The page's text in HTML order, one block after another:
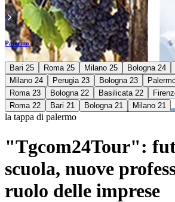
Palermo
Bari 25 Roma 25 Milano 25 Bologna 24
Milano 24
Perugia 23 Bologna 23
Roma 23
Bologna 22 Basilicata 22
Roma 22
Bari 21 Bologna 21 Milano 21
la tappa di palermo
"Tgcom24Tour":
scuola, nuove
ruolo delle imprese